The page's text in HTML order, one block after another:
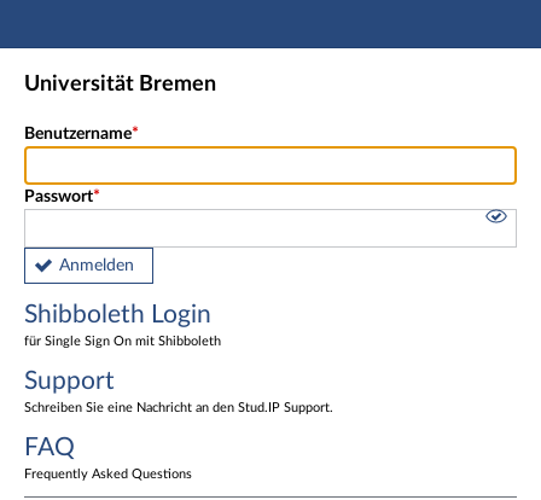
Hauptnavigation
Shibboleth Login
Universität Bremen
Benutzername
Passwort
Anmelden
Shibboleth Login
für Single Sign On mit Shibboleth
Support
Schreiben Sie eine Nachricht an den Stud.IP Support.
FAQ
Frequently Asked Questions